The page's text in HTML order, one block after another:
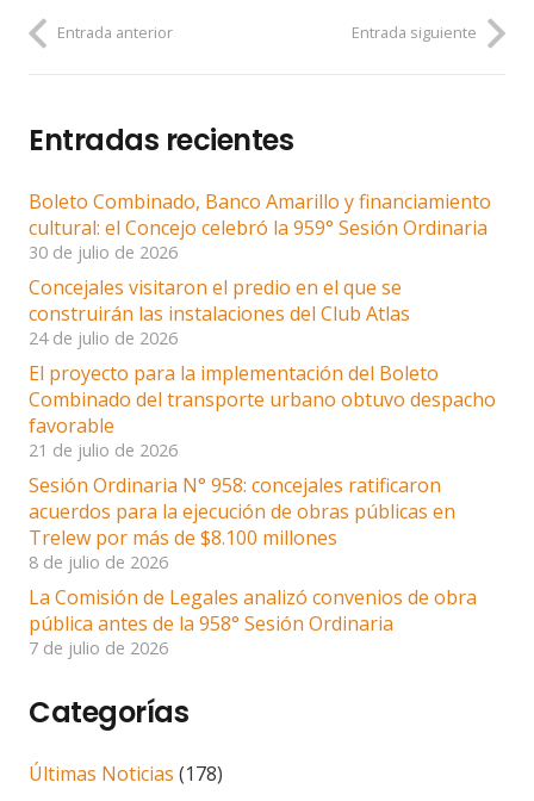
Entrada anterior Entrada siguiente
Entradas recientes
Boleto Combinado, Banco Amarillo y financiamiento
cultural: el Concejo celebró la 959° Sesión Ordinaria
30 de julio de 2026
Concejales visitaron el predio en el que se
construirán las instalaciones del Club Atlas
24 de julio de 2026
El proyecto para la implementación del Boleto
Combinado del transporte urbano obtuvo despacho
favorable
21 de julio de 2026
Sesión Ordinaria N° 958: concejales ratificaron
acuerdos para la ejecución de obras públicas en
Trelew por más de $8.100 millones
8 de julio de 2026
La Comisión de Legales analizó convenios de obra
pública antes de la 958° Sesión Ordinaria
7 de julio de 2026
Categorías
Últimas Noticias (178)